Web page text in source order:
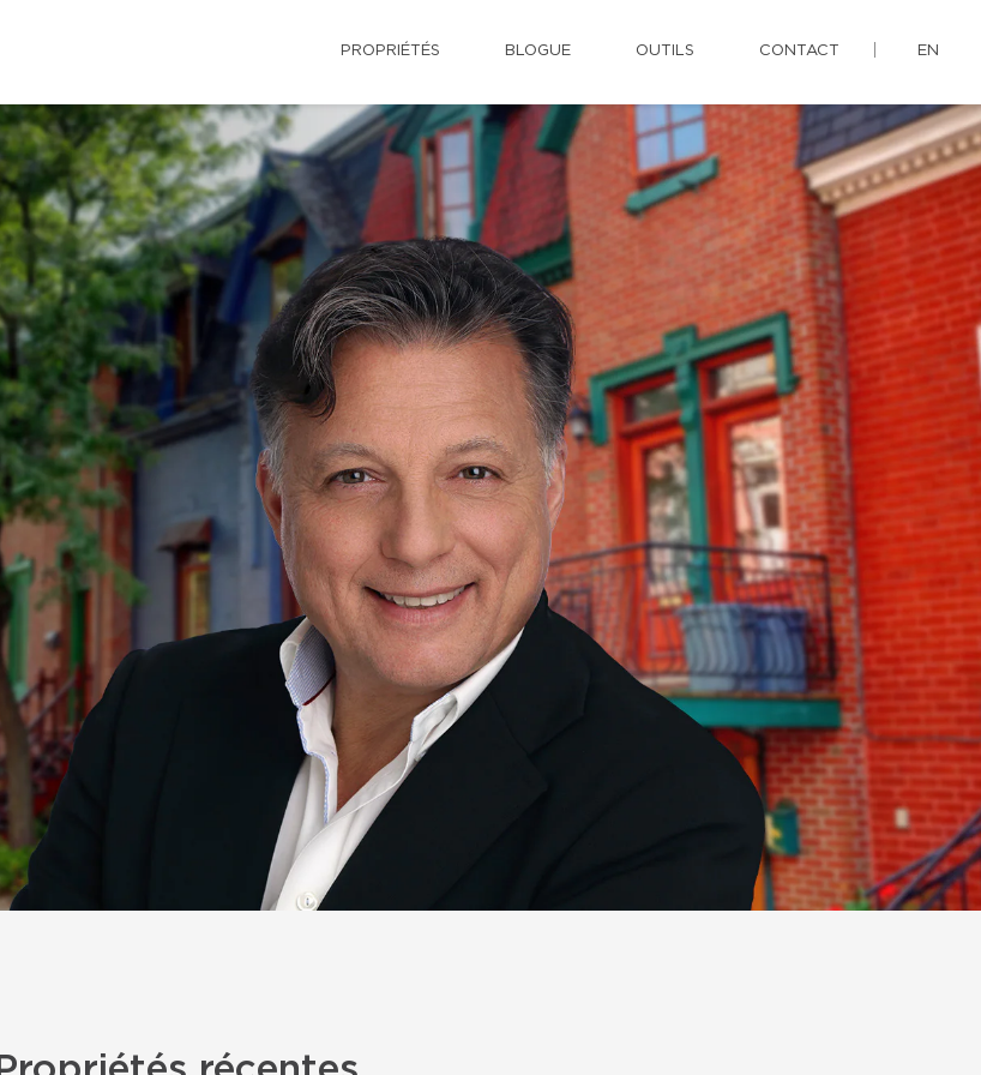
PROPRIÉTÉS BLOGUE OUTILS CONTACT EN